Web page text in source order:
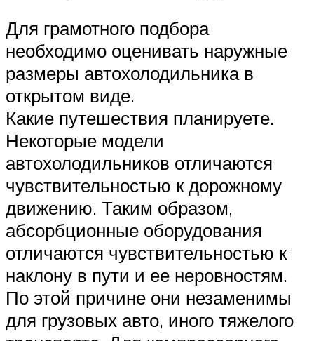
Для грамотного подбора
необходимо оценивать наружные
размеры автохолодильника в
открытом виде.
Какие путешествия планируете.
Некоторые модели
автохолодильников отличаются
чувствительностью к дорожному
движению. Таким образом,
абсорбционные оборудования
отличаются чувствительностью к
наклону в пути и ее неровностям.
По этой причине они незаменимы
для грузовых авто, иного тяжелого